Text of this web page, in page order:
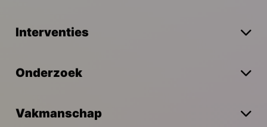
Interventies
Onderzoek
Vakmanschap